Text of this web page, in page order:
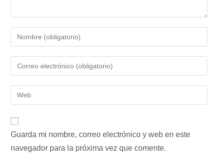
Introduce
tu
nombre
de
usuario
para
comentar
Introduce
tu
dirección
de
para
comentar
Introduce
la
de
tu
web
Guarda mi nombre, correo electrónico y web en este
navegador para la próxima vez que comente.